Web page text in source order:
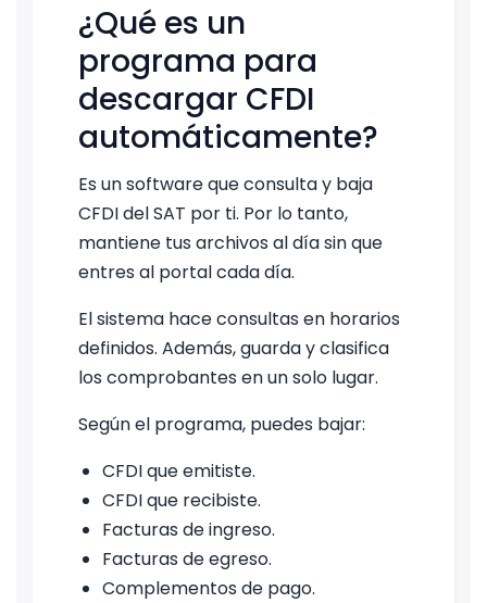
¿Qué es un
programa para
descargar CFDI
automáticamente?
Es un software que consulta y baja
CFDI del SAT por ti. Por lo tanto,
mantiene tus archivos al día sin que
entres al portal cada día.
El sistema hace consultas en horarios
definidos. Además, guarda y clasifica
los comprobantes en un solo lugar.
Según el programa, puedes bajar:
CFDI que emitiste.
CFDI que recibiste.
Facturas de ingreso.
Facturas de egreso.
Complementos de pago.